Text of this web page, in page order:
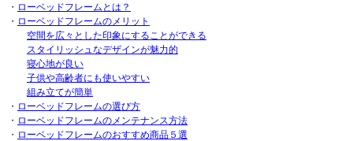
・ ローベッドフレームとは？
・ ローベッドフレームのメリット
空間を広々とした印象にすることができる
スタイリッシュなデザインが魅力的
寝心地が良い
子供や高齢者にも使いやすい
組み立てが簡単
・ ローベッドフレームの選び方
・ ローベッドフレームのメンテナンス方法
・ ローベッドフレームのおすすめ商品５選